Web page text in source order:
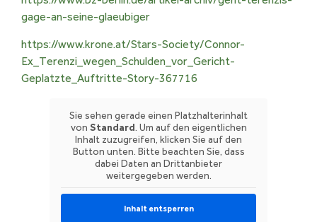
gage-an-seine-glaeubiger
https://www.krone.at/Stars-Society/Connor-
Ex_Terenzi_wegen_Schulden_vor_Gericht-
Geplatzte_Auftritte-Story-367716
Sie sehen gerade einen Platzhalterinhalt
von Standard. Um auf den eigentlichen
Inhalt zuzugreifen, klicken Sie auf den
Button unten. Bitte beachten Sie, dass
dabei Daten an Drittanbieter
weitergegeben werden.
Inhalt entsperren